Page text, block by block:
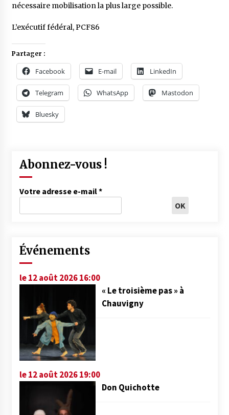
nécessaire mobilisation la plus large possible.
L’exécutif fédéral, PCF86
Partager :
Facebook E-mail LinkedIn
Telegram WhatsApp Mastodon
Bluesky
Abonnez-vous !
Votre adresse e-mail*
Événements
le 12 août 2026 16:00
« Le troisième pas » à
Chauvigny
le 12 août 2026 19:00
Don Quichotte